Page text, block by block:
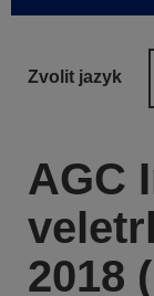
Zvolit jazyk
AGC
2018